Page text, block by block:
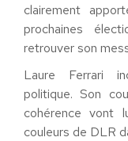
clairement
prochaines
retrouver son
Laure Ferrari
politique. Son
cohérence vont
couleurs de DLR